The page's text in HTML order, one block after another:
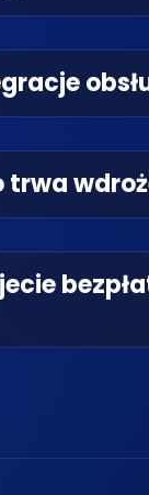
trwa